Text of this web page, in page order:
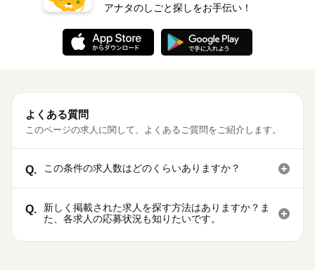
アナタのしごと探しをお手伝い！
よくある質問
このページの求人に関して、よくあるご質問をご紹介します。
Q. この条件の求人数はどのくらいありますか？
Q.
新しく掲載された求人を探す方法はありますか？ま
た、各求人の応募状況も知りたいです。